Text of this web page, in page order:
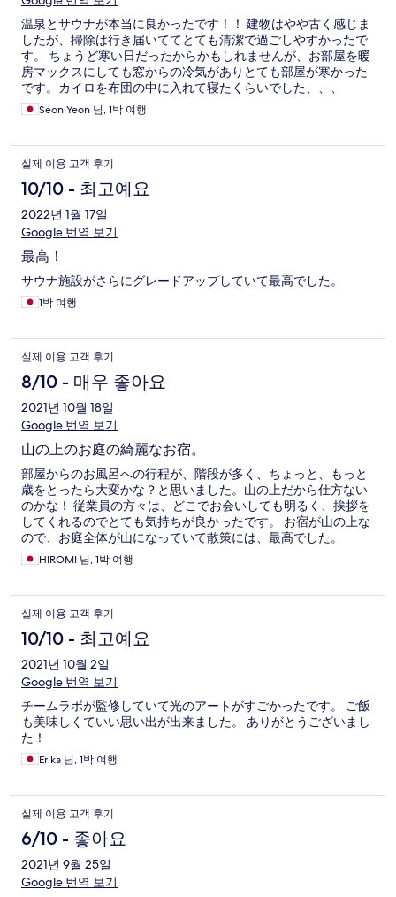
温泉とサウナが本当に良かったです！！ 建物はやや古く感じま
したが、掃除は行き届いててとても清潔で過ごしやすかったで
す。 ちょうど寒い日だったからかもしれませんが、お部屋を暖
房マックスにしても窓からの冷気がありとても部屋が寒かった
です。カイロを布団の中に入れて寝たくらいでした、、、
Seon Yeon 님, 1박 여행
실제 이용 고객 후기
10/10 - 최고예요
2022년 1월 17일
Google 번역 보기
最高！
サウナ施設がさらにグレードアップしていて最高でした。
1박 여행
실제 이용 고객 후기
8/10 - 매우 좋아요
2021년 10월 18일
Google 번역 보기
山の上のお庭の綺麗なお宿。
部屋からのお風呂への行程が、階段が多く、ちょっと、もっと
歳をとったら大変かな？と思いました。山の上だから仕方ない
のかな！ 従業員の方々は、どこでお会いしても明るく、挨拶を
してくれるのでとても気持ちが良かったです。 お宿が山の上な
ので、お庭全体が山になっていて散策には、最高でした。
HIROMI 님, 1박 여행
실제 이용 고객 후기
10/10 - 최고예요
2021년 10월 2일
Google 번역 보기
チームラボが監修していて光のアートがすごかったです。 ご飯
も美味しくていい思い出が出来ました。 ありがとうございまし
た！
Erika 님, 1박 여행
실제 이용 고객 후기
6/10 - 좋아요
2021년 9월 25일
Google 번역 보기